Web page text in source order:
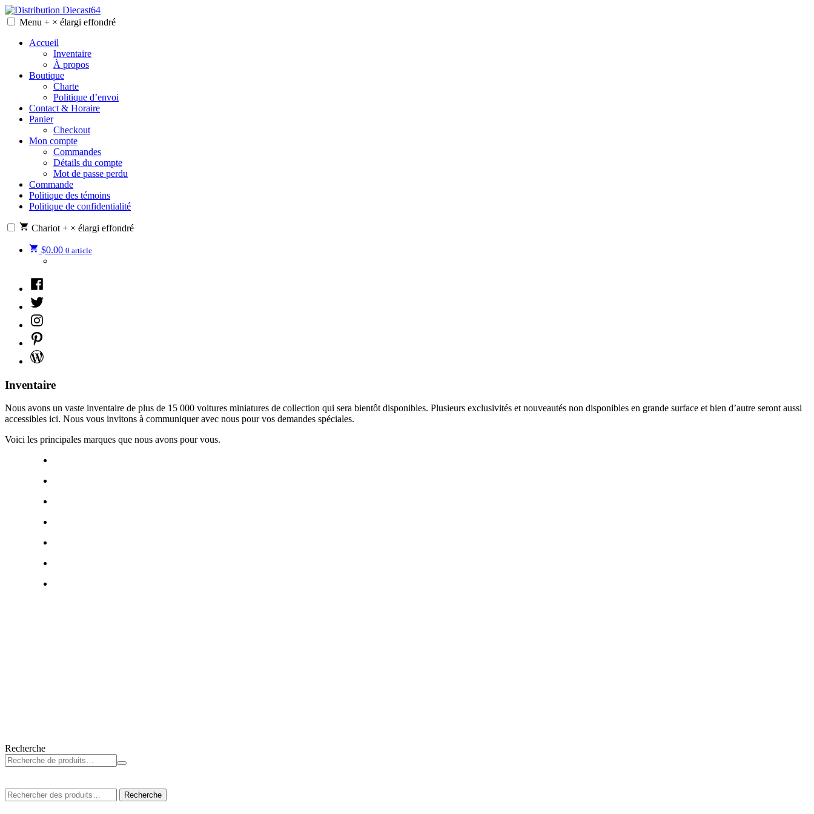
Skip
to
Distribution Diecast64
Une passion, un mode de vie.
Menu + × élargi effondré
Accueil
Inventaire
À propos
Boutique
Charte
Politique d’envoi
Contact & Horaire
Panier
Checkout
Mon compte
Commandes
Détails du compte
Mot de passe perdu
Commande
Politique des témoins
Politique de confidentialité
Chariot + × élargi effondré
$0.00 0 article
Facebook
Twitter
Instagram
Pinterest
WordPress
Inventaire
Nous avons un vaste inventaire de plus de 15 000 voitures miniatures de collection qui sera bientôt disponibles. Plusieurs exclusivités et nouveautés non disponibles en grande surface et bien d’autre seront aussi
accessibles ici. Nous vous invitons à communiquer avec nous pour vos demandes spéciales.
Voici les principales marques que nous avons pour vous.
Recherche
Rechercher
:
Recherche